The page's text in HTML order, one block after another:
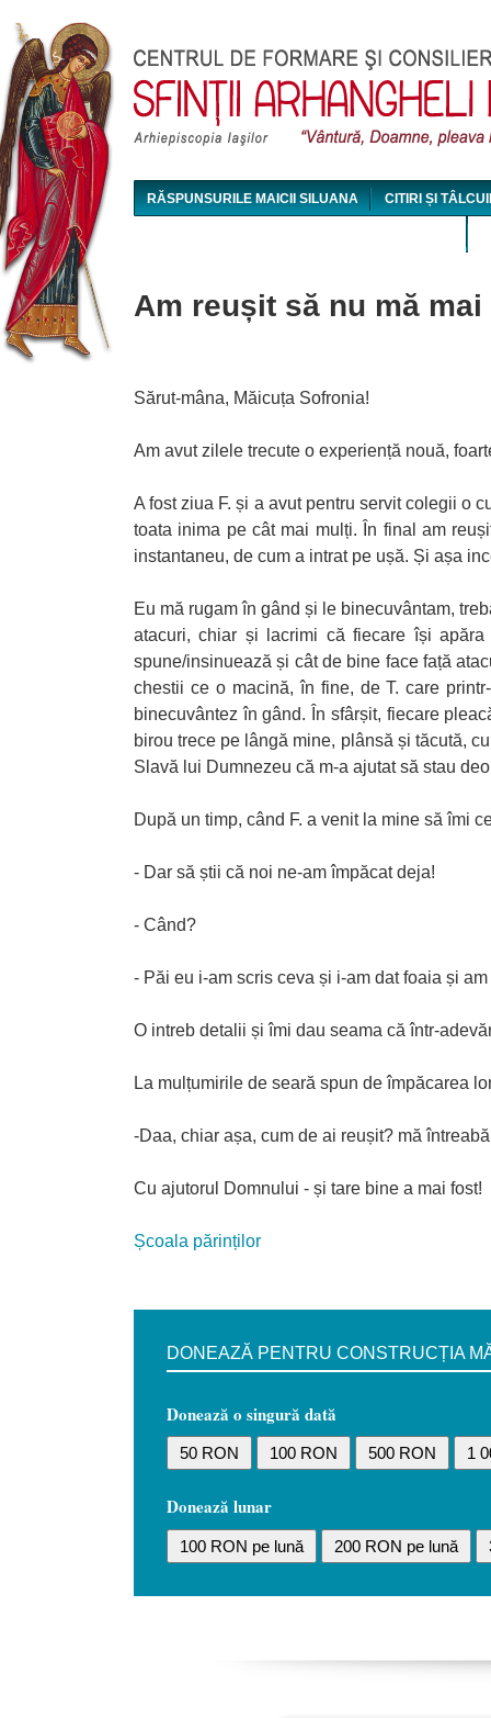
RĂSPUNSURILE MAICII SILUANA CITIRI ȘI
Am reușit să nu mă
Sărut-mâna, Măicuța Sofronia!
Am avut zilele trecute o experiență nouă,
A fost ziua F. și a avut pentru servit colegii o
toata inima pe cât mai mulți. În final am
instantaneu, de cum a intrat pe ușă. Și așa
Eu mă rugam în gând și le binecuvântam,
atacuri, chiar și lacrimi că fiecare își
spune/insinuează și cât de bine face față
chestii ce o macină, în fine, de T. care
binecuvântez în gând. În sfârșit, fiecare
birou trece pe lângă mine, plânsă și tăcută,
Slavă lui Dumnezeu că m-a ajutat să stau
După un timp, când F. a venit la mine să îmi
- Dar să știi că noi ne-am împăcat deja!
- Când?
- Păi eu i-am scris ceva și i-am dat foaia și
O intreb detalii și îmi dau seama că într-
La mulțumirile de seară spun de împăcarea
-Daa, chiar așa, cum de ai reușit? mă
Cu ajutorul Domnului - și tare bine a mai fost!
Școala părinților
DONEAZĂ PENTRU CONSTRUCȚIA
Donează o singură dată
50 RON 100 RON 500 RON 1
Donează lunar
100 RON pe lună 200 RON pe lună